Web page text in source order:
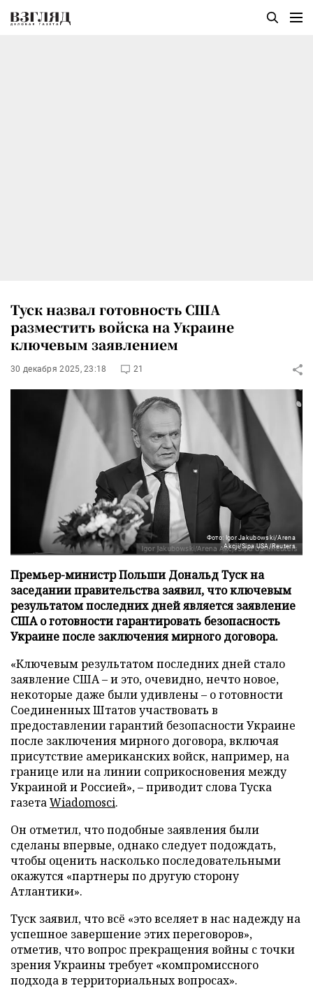
Туск назвал готовность США
разместить войска на Украине
ключевым заявлением
30 декабря 2025, 23:18 21
Фото: Igor Jakubowski/Arena
Akcji/Sipa USA/Reuters
Премьер-министр Польши Дональд Туск на
заседании правительства заявил, что ключевым
результатом последних дней является заявление
США о готовности гарантировать безопасность
Украине после заключения мирного договора.
«Ключевым результатом последних дней стало
заявление США – и это, очевидно, нечто новое,
некоторые даже были удивлены – о готовности
Соединенных Штатов участвовать в
предоставлении гарантий безопасности Украине
после заключения мирного договора, включая
присутствие американских войск, например, на
границе или на линии соприкосновения между
Украиной и Россией», – приводит слова Туска
газетаWiadomosci.
Он отметил, что подобные заявления были
сделаны впервые, однако следует подождать,
чтобы оценить насколько последовательными
окажутся «партнеры по другую сторону
Атлантики».
Туск заявил, что всё «это вселяет в нас надежду на
успешное завершение этих переговоров»,
отметив, что вопрос прекращения войны с точки
зрения Украины требует «компромиссного
подхода в территориальных вопросах».